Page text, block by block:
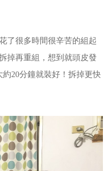
了很多時間很辛苦的組起
掉再重組， 想到就頭皮發
20分鐘就裝好！ 拆掉更快